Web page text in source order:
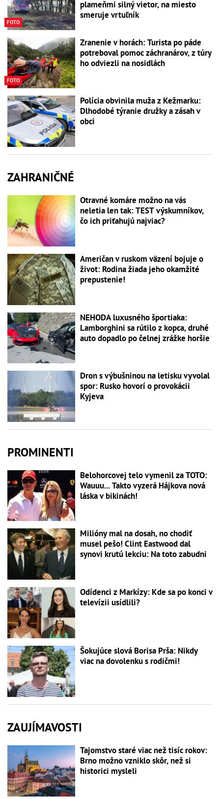
FOTO
plameňmi silný vietor, na miesto
smeruje vrtuľník
FOTO
Zranenie v horách: Turista po páde
potreboval pomoc záchranárov, z túry
ho odviezli na nosidlách
Polícia obvinila muža z Kežmarku:
Dlhodobé týranie družky a zásah v
obci
ZAHRANIČNÉ
Otravné komáre možno na vás
neletia len tak: TEST výskumníkov,
čo ich priťahujú najviac?
Američan v ruskom väzení bojuje o
život: Rodina žiada jeho okamžité
prepustenie!
NEHODA luxusného športiaka:
Lamborghini sa rútilo z kopca, druhé
auto dopadlo po čelnej zrážke horšie
Dron s výbušninou na letisku vyvolal
spor: Rusko hovorí o provokácii
Kyjeva
PROMINENTI
Belohorcovej telo vymenil za TOTO:
Wauuu... Takto vyzerá Hájkova nová
láska v bikinách!
Milióny mal na dosah, no chodiť
musel pešo! Clint Eastwood dal
synovi krutú lekciu: Na toto zabudni
Odídenci z Markízy: Kde sa po konci v
televízii usídlili?
Šokujúce slová Borisa Prša: Nikdy
viac na dovolenku s rodičmi!
ZAUJÍMAVOSTI
Tajomstvo staré viac než tisíc rokov:
Brno možno vzniklo skôr, než si
historici mysleli